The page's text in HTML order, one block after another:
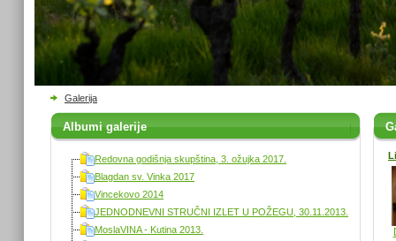
Galerija
Albumi galerije
Redovna godišnja skupština, 3. ožujka 2017.
Blagdan sv. Vinka 2017
Vincekovo 2014
JEDNODNEVNI STRUČNI IZLET U POŽEGU, 30.11.2013.
MoslaVINA - Kutina 2013.